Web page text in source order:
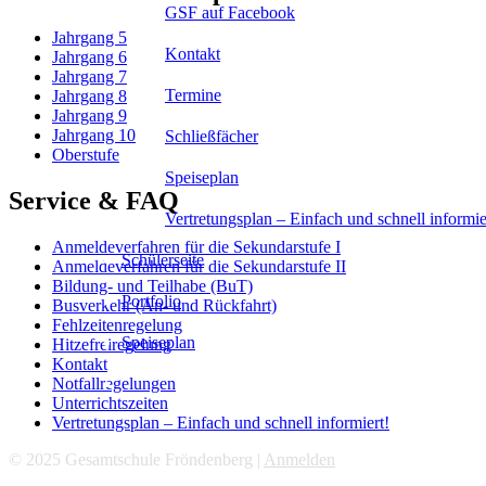
GSF auf Facebook
Kontakt
Termine
Schließfächer
Speiseplan
Vertretungsplan – Einfach und schnell
Schülerseite
Portfolio
Speiseplan
Jahrgang 5
Jahrgang 6
Jahrgang 7
Jahrgang 8
Jahrgang 9
Jahrgang 10
Oberstufe
Service & FAQ
Anmeldeverfahren für die Sekundarstufe I
Anmeldeverfahren für die Sekundarstufe II
Bildung- und Teilhabe (BuT)
Busverkehr (An- und Rückfahrt)
Fehlzeitenregelung
Hitzefreiregelung
Kontakt
Notfallregelungen
Unterrichtszeiten
Vertretungsplan – Einfach und schnell informiert!
© 2025 Gesamtschule Fröndenberg | Anmelden